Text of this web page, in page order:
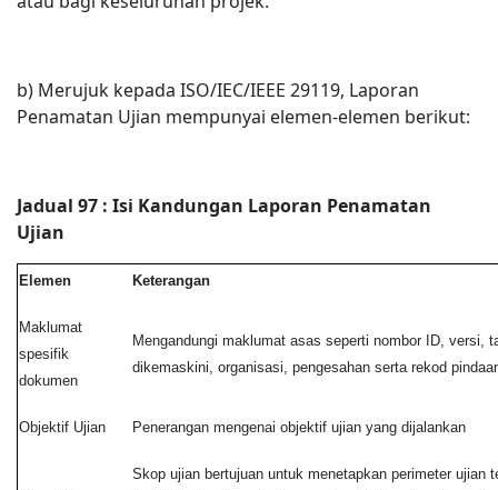
b) Merujuk kepada ISO/IEC/IEEE 29119, Laporan
Penamatan Ujian mempunyai elemen-elemen berikut:
Jadual 97 : Isi Kandungan Laporan Penamatan
Ujian
Elemen Keterangan
Maklumat
spesifik
dokumen
Mengandungi maklumat asas seperti nombor ID, versi,
dikemaskini, organisasi, pengesahan serta rekod
Objektif Ujian Penerangan mengenai objektif ujian yang dijalankan
Skop ujian bertujuan untuk menetapkan perimeter ujian